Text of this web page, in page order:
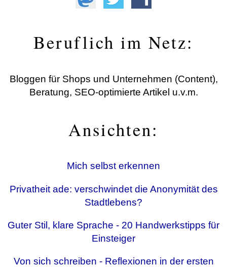
Beruflich im Netz:
Bloggen für Shops und Unternehmen (Content),
Beratung, SEO-optimierte Artikel u.v.m.
Ansichten:
Mich selbst erkennen
Privatheit ade: verschwindet die Anonymität des
Stadtlebens?
Guter Stil, klare Sprache - 20 Handwerkstipps für
Einsteiger
Von sich schreiben - Reflexionen in der ersten